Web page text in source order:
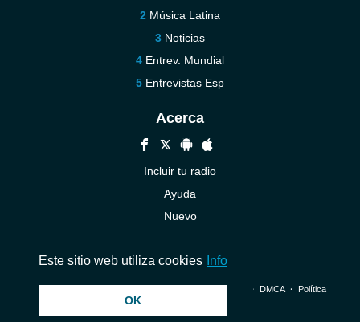
Música Latina
Noticias
Entrev. Mundial
Entrevistas Esp
Acerca
Incluir tu radio
Ayuda
Nuevo
© 2026 InstantAudio. Reservados todos los derechos. ・ DMCA・ Política
Este sitio web utiliza cookies Info
OK